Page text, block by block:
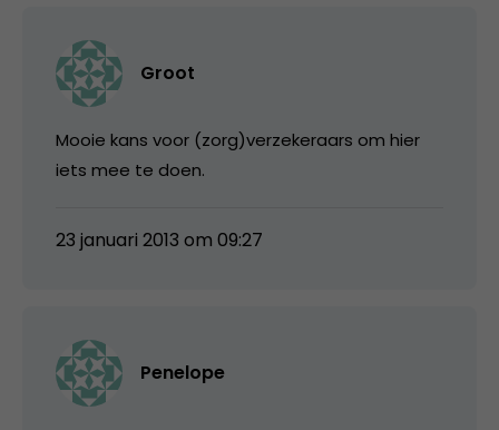
Groot
Mooie kans voor (zorg)verzekeraars om hier
iets mee te doen.
23 januari 2013 om 09:27
Penelope